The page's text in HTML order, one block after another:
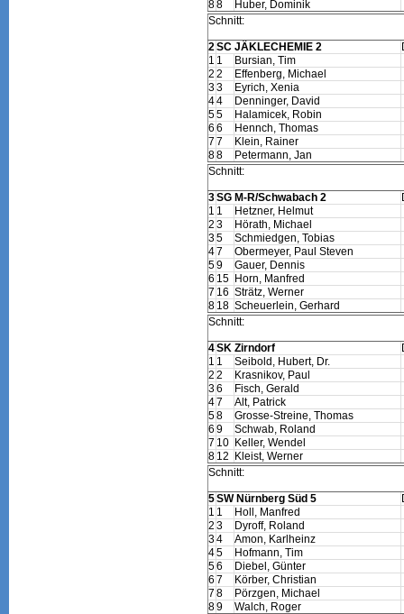
88
Huber, Dominik
Schnitt:
2 SC JÄKLECHEMIE 2
1 1
Bursian, Tim
2 2
Effenberg, Michael
33
Eyrich, Xenia
44
Denninger, David
55
Halamicek, Robin
6 6
Hennch, Thomas
7 7
Klein, Rainer
88
Petermann, Jan
Schnitt:
3SG M-R/Schwabach 2
1 1
Hetzner, Helmut
2 3
Hörath, Michael
35
Schmiedgen, Tobias
47
Obermeyer, Paul Steven
59
Gauer, Dennis
6 15 Horn, Manfred
7 16 Strätz, Werner
8 18 Scheuerlein, Gerhard
Schnitt:
4SK Zirndorf
1 1
Seibold, Hubert, Dr.
2 2
Krasnikov, Paul
36
Fisch, Gerald
47
Alt, Patrick
58
Grosse-Streine, Thomas
6 9
Schwab, Roland
7 10 Keller, Wendel
8 12 Kleist, Werner
Schnitt:
5SW Nürnberg Süd 5
1 1
Holl, Manfred
2 3
Dyroff, Roland
34
Amon, Karlheinz
45
Hofmann, Tim
56
Diebel, Günter
6 7
Körber, Christian
7 8
Pörzgen, Michael
89
Walch, Roger